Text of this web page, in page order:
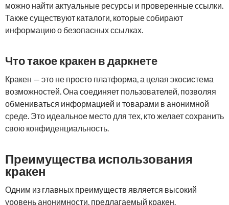
можно найти актуальные ресурсы и проверенные ссылки.
Также существуют каталоги, которые собирают
информацию о безопасных ссылках.
Что такое кракен в даркнете
Кракен — это не просто платформа, а целая экосистема
возможностей. Она соединяет пользователей, позволяя
обмениваться информацией и товарами в анонимной
среде. Это идеальное место для тех, кто желает сохранить
свою конфиденциальность.
Преимущества использования
кракен
Одним из главных преимуществ является высокий
уровень анонимности, предлагаемый кракен.